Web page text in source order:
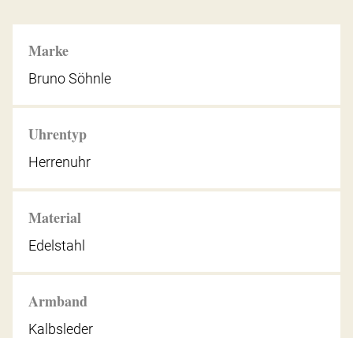
Marke
Bruno Söhnle
Uhrentyp
Herrenuhr
Material
Edelstahl
Armband
Kalbsleder